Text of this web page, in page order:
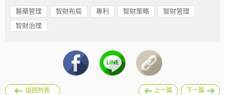
醫藥管理 智財布局 專利 智財策略
智財管理
智財治理
返回列表 上一篇 下一篇